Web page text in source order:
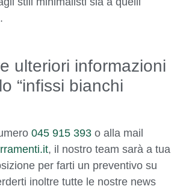
ulteriori informazioni
“infissi bianchi
045 915 393 o alla mail
, il nostro team sarà a tua
per farti un preventivo su
inoltre tutte le nostre news